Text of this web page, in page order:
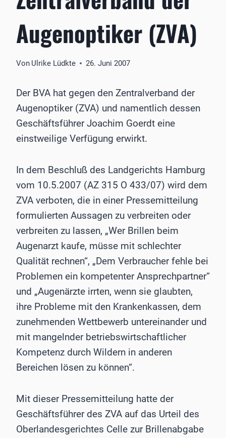
Augenoptiker (ZVA)
Von Ulrike Lüdkte 26. Juni 2007
Der BVA hat gegen den Zentralverband der
Augenoptiker (ZVA) und namentlich dessen
Geschäftsführer Joachim Goerdt eine
einstweilige Verfügung erwirkt.
In dem Beschluß des Landgerichts Hamburg
vom 10.5.2007 (AZ 315 O 433/07) wird dem
ZVA verboten, die in einer Pressemitteilung
formulierten Aussagen zu verbreiten oder
verbreiten zu lassen, „Wer Brillen beim
Augenarzt kaufe, müsse mit schlechter
Qualität rechnen“, „Dem Verbraucher fehle bei
Problemen ein kompetenter Ansprechpartner“
und „Augenärzte irrten, wenn sie glaubten,
ihre Probleme mit den Krankenkassen, dem
zunehmenden Wettbewerb untereinander und
mit mangelnder betriebswirtschaftlicher
Kompetenz durch Wildern in anderen
Bereichen lösen zu können“.
Mit dieser Pressemitteilung hatte der
Geschäftsführer des ZVA auf das Urteil des
Oberlandesgerichtes Celle zur Brillenabgabe